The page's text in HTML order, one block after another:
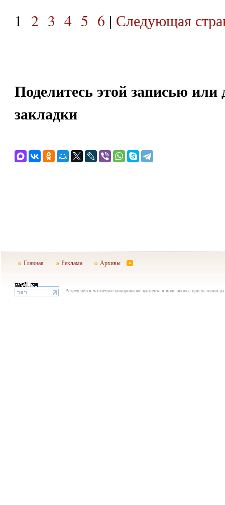
1 2 3 4 5 6 | Следующая
Поделитесь этой записью или
закладки
Главная Реклама Архивы
Разрешается частичное копирование контента в виде анонса при условии